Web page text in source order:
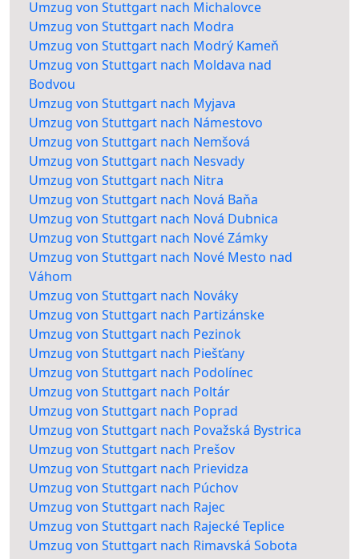
Umzug von Stuttgart nach Michalovce
Umzug von Stuttgart nach Modra
Umzug von Stuttgart nach Modrý Kameň
Umzug von Stuttgart nach Moldava nad
Bodvou
Umzug von Stuttgart nach Myjava
Umzug von Stuttgart nach Námestovo
Umzug von Stuttgart nach Nemšová
Umzug von Stuttgart nach Nesvady
Umzug von Stuttgart nach Nitra
Umzug von Stuttgart nach Nová Baňa
Umzug von Stuttgart nach Nová Dubnica
Umzug von Stuttgart nach Nové Zámky
Umzug von Stuttgart nach Nové Mesto nad
Váhom
Umzug von Stuttgart nach Nováky
Umzug von Stuttgart nach Partizánske
Umzug von Stuttgart nach Pezinok
Umzug von Stuttgart nach Piešťany
Umzug von Stuttgart nach Podolínec
Umzug von Stuttgart nach Poltár
Umzug von Stuttgart nach Poprad
Umzug von Stuttgart nach Považská Bystrica
Umzug von Stuttgart nach Prešov
Umzug von Stuttgart nach Prievidza
Umzug von Stuttgart nach Púchov
Umzug von Stuttgart nach Rajec
Umzug von Stuttgart nach Rajecké Teplice
Umzug von Stuttgart nach Rimavská Sobota